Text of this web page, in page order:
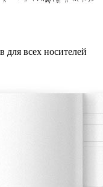
для всех носителей